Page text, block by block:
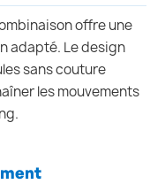
offre une
adapté. Le design
sans couture
les mouvements